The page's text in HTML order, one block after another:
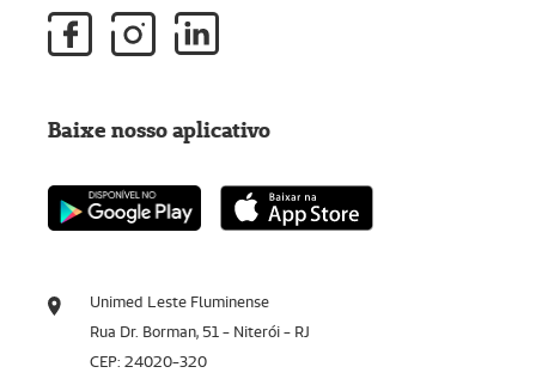
Unimed Leste Fluminense
Rua Dr. Borman, 51 - Niterói - RJ
CEP: 24020-320
Baixe nosso aplicativo